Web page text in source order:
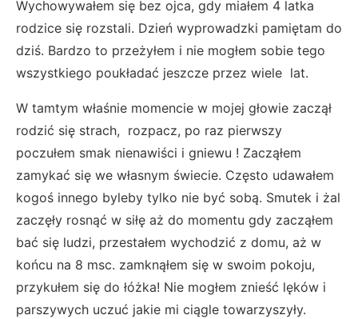
Wychowywałem się bez ojca, gdy miałem 4 latka
rodzice się rozstali. Dzień wyprowadzki pamiętam do
dziś. Bardzo to przeżyłem i nie mogłem sobie tego
wszystkiego poukładać jeszcze przez wiele lat.
W tamtym właśnie momencie w mojej głowie zaczął
rodzić się strach, rozpacz, po raz pierwszy
poczułem smak nienawiści i gniewu ! Zacząłem
zamykać się we własnym świecie. Często udawałem
kogoś innego byleby tylko nie być sobą. Smutek i żal
zaczęły rosnąć w siłę aż do momentu gdy zacząłem
bać się ludzi, przestałem wychodzić z domu, aż w
końcu na 8 msc. zamknąłem się w swoim pokoju,
przykułem się do łóżka! Nie mogłem znieść lęków i
parszywych uczuć jakie mi ciągle towarzyszyły.